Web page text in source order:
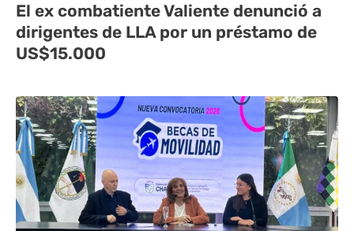
El ex combatiente Valiente denunció a
dirigentes de LLA por un préstamo de
US$15.000